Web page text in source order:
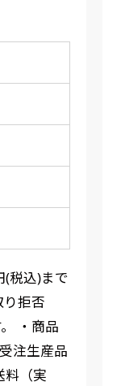
税込)まで
り拒否
・商品
注生産品
料（実